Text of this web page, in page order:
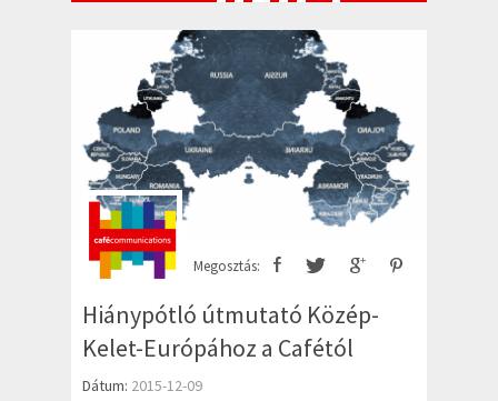
Megosztás:
Hiánypótló útmutató Közép-
Kelet-Európához a Cafétól
Dátum: 2015-12-09